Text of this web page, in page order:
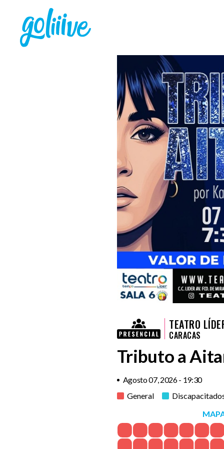
TEATRO
CARACAS
Tributo a
Agosto 07, 2026 - 19:30
General